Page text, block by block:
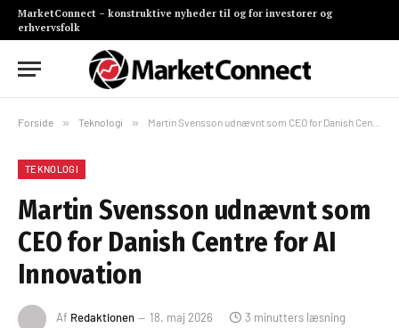
MarketConnect – konstruktive nyheder til og for investorer og
erhvervsfolk
Forside » Teknologi » Martin Svensson udnævnt som CEO for Danish Centre for AI Innovation
TEKNOLOGI
Martin Svensson udnævnt som
CEO for Danish Centre for AI
Innovation
Af Redaktionen 18. maj 2026 3 minutters læsning